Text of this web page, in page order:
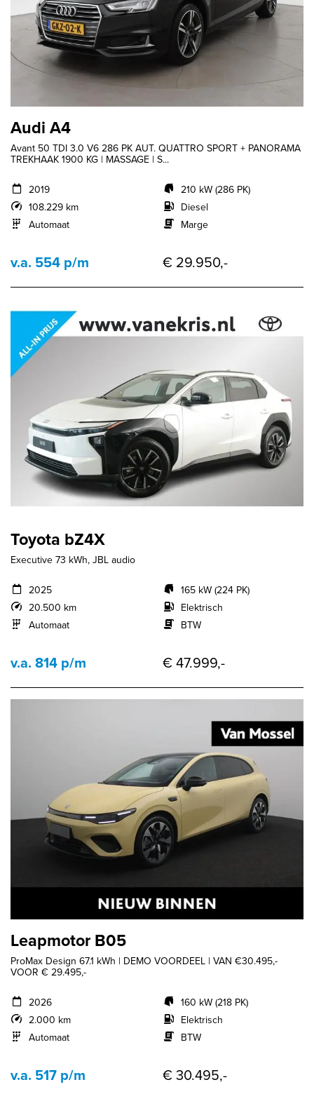
Audi A4
Avant 50 TDI 3.0 V6 286 PK AUT. QUATTRO SPORT + PANORAMA
TREKHAAK 1900 KG | MASSAGE | S...
2019
108.229 km
Automaat
210 kW (286 PK)
Diesel
Marge
v.a. 554 p/m € 29.950,-
Toyota bZ4X
Executive 73 kWh, JBL audio
2025
20.500 km
Automaat
165 kW (224 PK)
Elektrisch
BTW
v.a. 814 p/m € 47.999,-
Leapmotor B05
ProMax Design 67.1 kWh | DEMO VOORDEEL | VAN €30.495,-
VOOR € 29.495,-
2026
2.000 km
Automaat
160 kW (218 PK)
Elektrisch
BTW
v.a. 517 p/m € 30.495,-